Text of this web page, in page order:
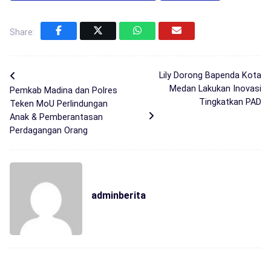
Share:
Pemkab Madina dan Polres
Teken MoU Perlindungan
Anak & Pemberantasan
Perdagangan Orang
Lily Dorong Bapenda Kota
Medan Lakukan Inovasi
Tingkatkan PAD
adminberita